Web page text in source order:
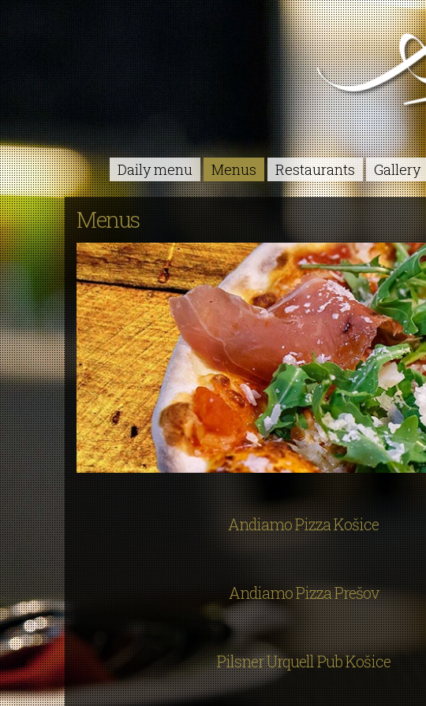
Daily menu Menus Restaurants Gallery
Menus
Andiamo Pizza Košice
Andiamo Pizza Prešov
Pilsner Urquell Pub Košice